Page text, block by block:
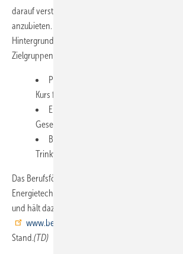
darauf verständigt, die Weiterbildung bundesweit
anzubieten. Auf der Website
Hintergrundinfos und Unterscheidungsmerkmale
Zielgruppen:
Planung, Ausführung und
Kurs für Verantwortliche im Sanitärbereich)
Errichtung und Instandhaltung
Gesellen/Sanitärinstallateure)
Betrieb (Tageskurs für Betreiber von
Trinkwasser-Installationen,
Das Berufsförderungswerk der Gebäude- und
Energietechnikhandwerke e. V. (BfW) koordiniert
und hält dazu die Webseite
www.berufsfoerderungswerk.org/schulungen
Stand.(TD)